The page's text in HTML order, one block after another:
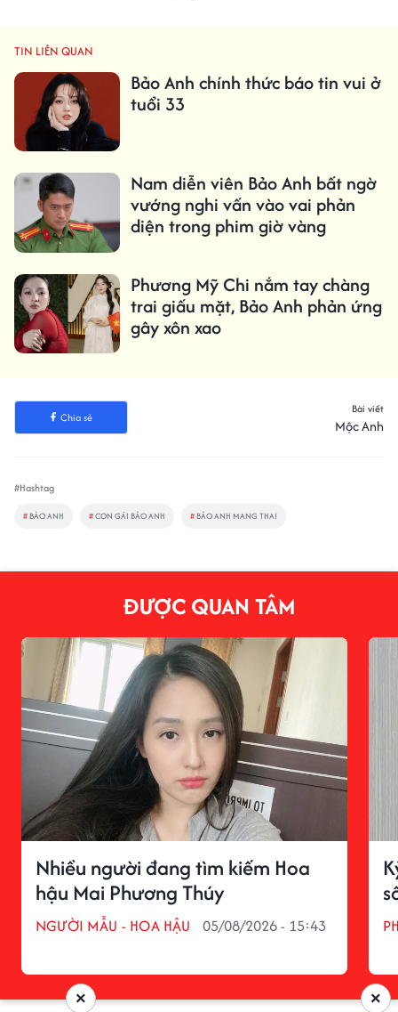
TIN LIÊN QUAN
Bảo Anh chính thức báo tin vui ở
tuổi 33
Nam diễn viên Bảo Anh bất ngờ
vướng nghi vấn vào vai phản
diện trong phim giờ vàng
Phương Mỹ Chi nắm tay chàng
trai giấu mặt, Bảo Anh phản ứng
gây xôn xao
Chia sẻ
Bài viết
Mộc Anh
#Hashtag
# BẢO ANH #CON GÁI BẢO ANH # BẢO ANH MANG THAI
ĐƯỢC QUAN TÂM
Nhiều người đang tìm kiếm Hoa
hậu Mai Phương Thúy
NGƯỜI MẪU - HOA HẬU 05/08/2026 - 15:43
×
×